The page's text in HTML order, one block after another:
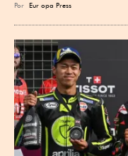
Por Eur opa Press